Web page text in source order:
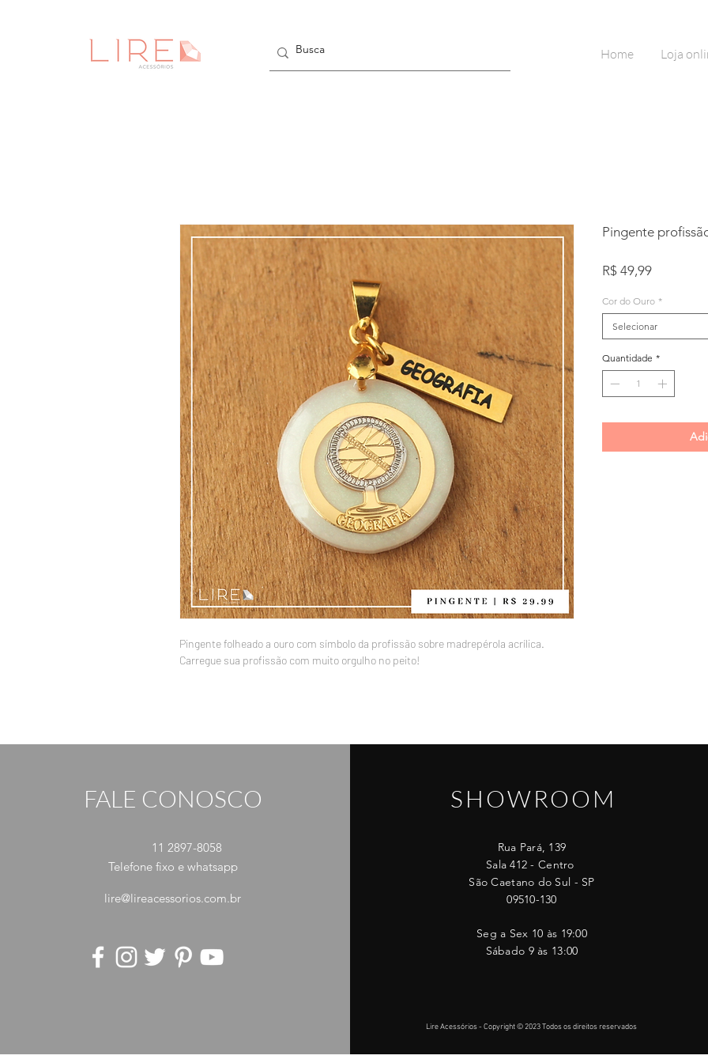
Home Loja
Pingente folheado a ouro com símbolo da profissão sobre madrepérola acrílica.
Carregue sua profissão com muito orgulho no peito!
Pingente
R$ 49,99Preço
Cor do Ouro *
Selecionar
Quantidade *
FALE CONOSCO
11 2897-8058
Telefone fixo e whatsapp
lire@lireacessorios.com.br
SHOWROOM
Rua Pará, 139
Sala 412 - Centro
São Caetano do Sul - SP
09510-130
Seg a Sex 10 às 19:00
Sábado 9 às 13:00
Lire Acessórios - Copyright © 2023 Todos os direitos reservados